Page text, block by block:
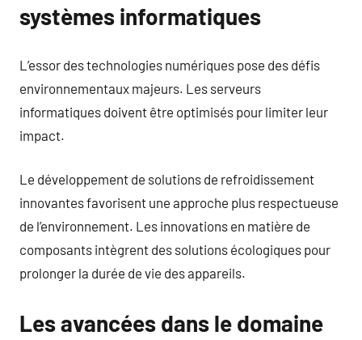
systèmes informatiques
L’essor des technologies numériques pose des défis
environnementaux majeurs. Les serveurs
informatiques doivent être optimisés pour limiter leur
impact.
Le développement de solutions de refroidissement
innovantes favorisent une approche plus respectueuse
de l’environnement. Les innovations en matière de
composants intègrent des solutions écologiques pour
prolonger la durée de vie des appareils.
Les avancées dans le domaine